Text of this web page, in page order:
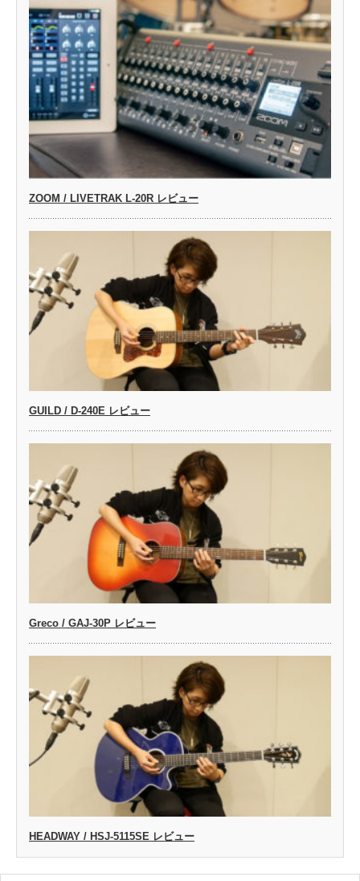
ZOOM / LIVETRAK L-20R レビュー
GUILD / D-240E レビュー
Greco / GAJ-30P レビュー
HEADWAY / HSJ-5115SE レビュー